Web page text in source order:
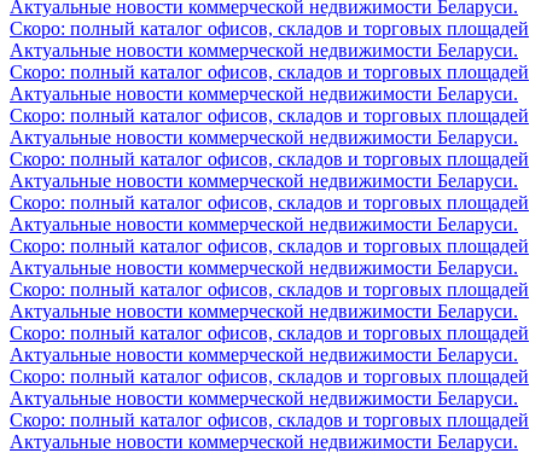
Актуальные новости коммерческой недвижимости Беларуси.
Скоро: полный каталог офисов, складов и торговых площадей
Актуальные новости коммерческой недвижимости Беларуси.
Скоро: полный каталог офисов, складов и торговых площадей
Актуальные новости коммерческой недвижимости Беларуси.
Скоро: полный каталог офисов, складов и торговых площадей
Актуальные новости коммерческой недвижимости Беларуси.
Скоро: полный каталог офисов, складов и торговых площадей
Актуальные новости коммерческой недвижимости Беларуси.
Скоро: полный каталог офисов, складов и торговых площадей
Актуальные новости коммерческой недвижимости Беларуси.
Скоро: полный каталог офисов, складов и торговых площадей
Актуальные новости коммерческой недвижимости Беларуси.
Скоро: полный каталог офисов, складов и торговых площадей
Актуальные новости коммерческой недвижимости Беларуси.
Скоро: полный каталог офисов, складов и торговых площадей
Актуальные новости коммерческой недвижимости Беларуси.
Скоро: полный каталог офисов, складов и торговых площадей
Актуальные новости коммерческой недвижимости Беларуси.
Скоро: полный каталог офисов, складов и торговых площадей
Актуальные новости коммерческой недвижимости Беларуси.